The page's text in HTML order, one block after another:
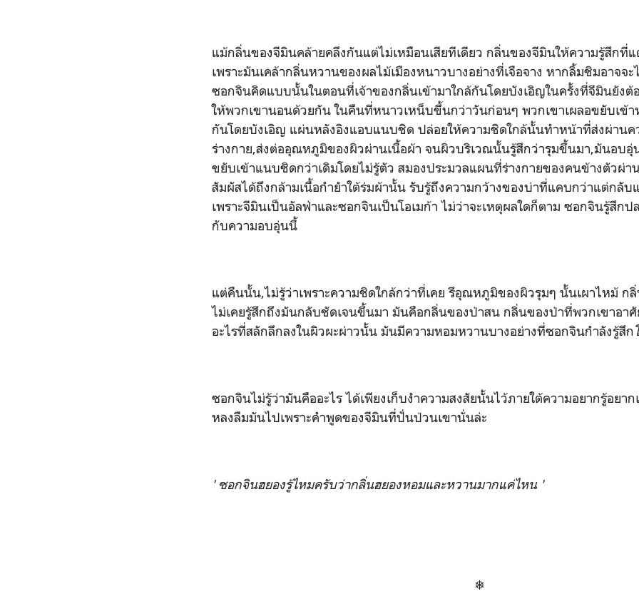
แม้กลิ่นของจีมินคล้ายคลึงกันแต่ไม่เหมือนเสียทีเดียว กลิ่นของจีมินให้ความรู้สึกที่แ
เพราะมันเคล้ากลิ่นหวานของผลไม้เมืองหนาวบางอย่างที่เจือจาง หากลิ้มชิมอาจจ
ซอกจินคิดแบบนั้นในตอนที่เจ้าของกลิ่นเข้ามาใกล้กันโดยบังเอิญในครั้งที่จีมินยังต้
ให้พวกเขานอนด้วยกัน ในคืนที่หนาวเหน็บขึ้นกว่าวันก่อนๆ พวกเขาเผลอขยับเข้า
กันโดยบังเอิญ แผ่นหลังอิงแอบแนบชิด ปล่อยให้ความชิดใกล้นั้นทำหน้าที่ส่งผ่านค
ร่างกาย,ส่งต่ออุณหภูมิของผิวผ่านเนื้อผ้า จนผิวบริเวณนั้นรู้สึกว่ารุมขึ้นมา,มันอบอุ่
ขยับเข้าแนบชิดกว่าเดิมโดยไม่รู้ตัว สมองประมวลแผนที่ร่างกายของคนข้างตัวผ่
สัมผัสได้ถึงกล้ามเนื้อกำยำใต้ร่มผ้านั้น รับรู้ถึงความกว้างของบ่าที่แคบกว่าแต่กลับ
เพราะจีมินเป็นอัลฟ่าและซอกจินเป็นโอเมก้า ไม่ว่าจะเหตุผลใดก็ตาม ซอกจินรู้สึก
กับความอบอุ่นนี้
แต่คืนนั้น,ไม่รู้ว่าเพราะความชิดใกล้กว่าที่เคย รึอุณหภูมิของผิวรุมๆ นั้นเผาไหม้
ไม่เคยรู้สึกถึงมันกลับชัดเจนขึ้นมา มันคือกลิ่นของป่าสน กลิ่นของป่าที่พวกเขาอา
อะไรที่สลักลึกลงในผิวผะผ่าวนั้น มันมีความหอมหวานบางอย่างที่ซอกจินกำลังรู้สึก
ซอกจินไม่รู้ว่ามันคืออะไร ได้เพียงเก็บงำความสงสัยนั้นไว้ภายใต้ความอยากรู้อยา
หลงลืมมันไปเพราะคำพูดของจีมินที่ปั่นป่วนเขานั่นล่ะ
' ซอกจินฮยองรู้ไหมครับว่ากลิ่นฮยองหอมและหวานมากแค่ไหน '
❄